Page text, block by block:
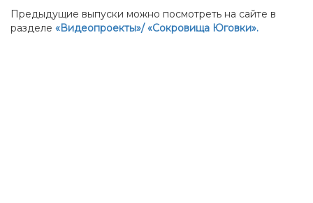
Предыдущие выпуски можно посмотреть на сайте в
разделе «Видеопроекты»/ «Сокровища Юговки».